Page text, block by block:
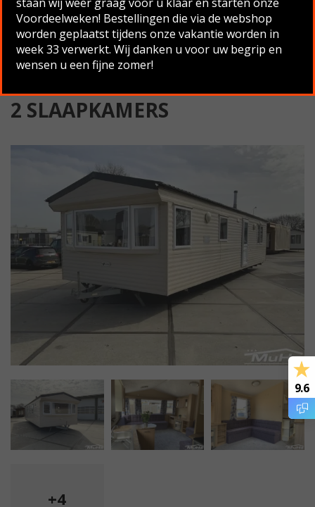
Terug naar overzicht
2 SLAAPKAMERS
+4
Voordeelweken! Bestellingen die via de webshop
worden geplaatst tijdens onze vakantie worden in
week 33 verwerkt. Wij danken u voor uw begrip en
wensen u een fijne zomer!
9.6